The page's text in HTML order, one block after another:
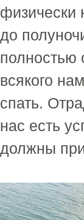
физически
до
полностью
всякого
спать.
нас есть
должны